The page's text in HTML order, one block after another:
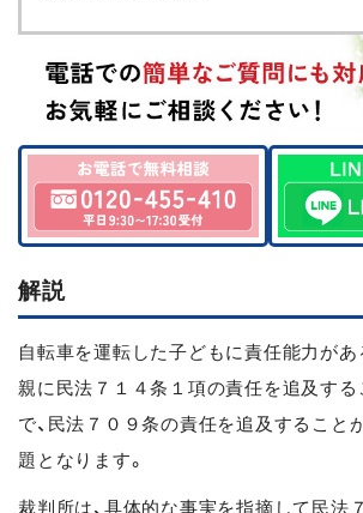
解説
自転車を運転した子どもに責任能力があ
親に民法７１４条１項の責任を追及す
で、民法７０９条の責任を追及すること
題となります。
裁判所は、具体的な事実を指摘して民法